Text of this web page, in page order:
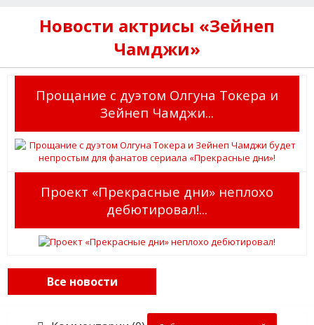
Новости актрисы «Зейнеп
Чамджи»
Прощание с дуэтом Олгуна Токера и
Зейнеп Чамджи...
Проект «Прекрасные дни» неплохо
дебютировал!...
Все новости